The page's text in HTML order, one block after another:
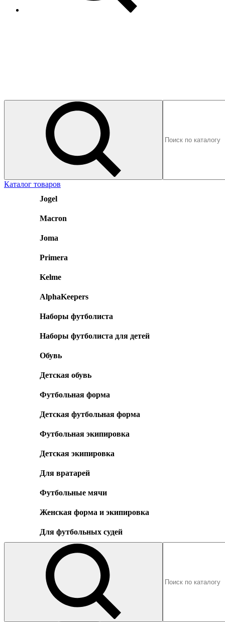
Каталог товаров
Jogel
Macron
Joma
Primera
Kelme
AlphaKeepers
Наборы футболиста
Наборы футболиста для детей
Обувь
Детская обувь
Футбольная форма
Детская футбольная форма
Футбольная экипировка
Детская экипировка
Для вратарей
Футбольные мячи
Женская форма и экипировка
Для футбольных судей